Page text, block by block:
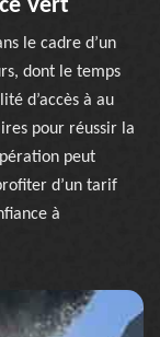
Vert
le cadre d’un
dont le temps
d’accès à au
pour réussir la
peut
d’un tarif
à